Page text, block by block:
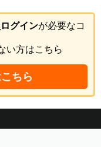
グインが必要なコ
い方はこちら
ちら